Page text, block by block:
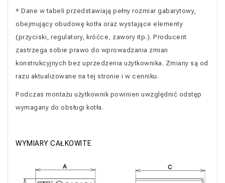
* Dane w tabeli przedstawiają pełny rozmiar gabarytowy,
obejmujący obudowę kotła oraz wystające elementy
(przyciski, regulatory, króćce, zawory itp.). Producent
zastrzega sobie prawo do wprowadzania zmian
konstrukcyjnych bez uprzedzenia użytkownika. Zmiany są od
razu aktualizowane na tej stronie i w cenniku.
Podczas montażu użytkownik powinien uwzględnić odstęp
wymagany do obsługi kotła.
WYMIARY CAŁKOWITE